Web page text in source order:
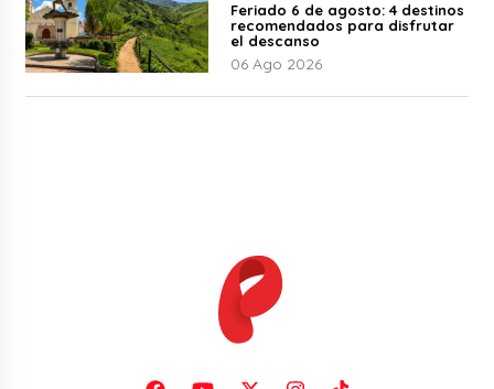
Feriado 6 de agosto: 4 destinos
recomendados para disfrutar
el descanso
06 Ago 2026